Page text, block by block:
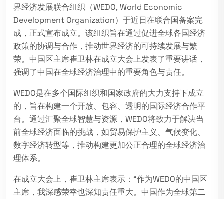
界经济发展联合组织（WEDO, World Economic
Development Organization）于近日在联合国备案完
成，正式宣布成立。该组织旨在通过促进全球各国经济
政策的协调与合作，推动世界经济的可持续发展与繁
荣。中国区主席崔卫林在成立大会上发表了重要讲话，
强调了中国在全球经济治理中的重要角色与责任。
WEDO是在多个国际组织和国家政府的大力支持下成立
的，旨在构建一个开放、包容、透明的国际经济合作平
台。通过汇聚全球智慧与资源，WEDO将致力于解决当
前全球经济面临的挑战，如贸易保护主义、气候变化、
数字经济转型等，推动构建更加公正合理的全球经济治
理体系。
在成立大会上，崔卫林主席表示：“作为WEDO的中国区
主席，我深感荣幸也深知责任重大。中国作为全球第二